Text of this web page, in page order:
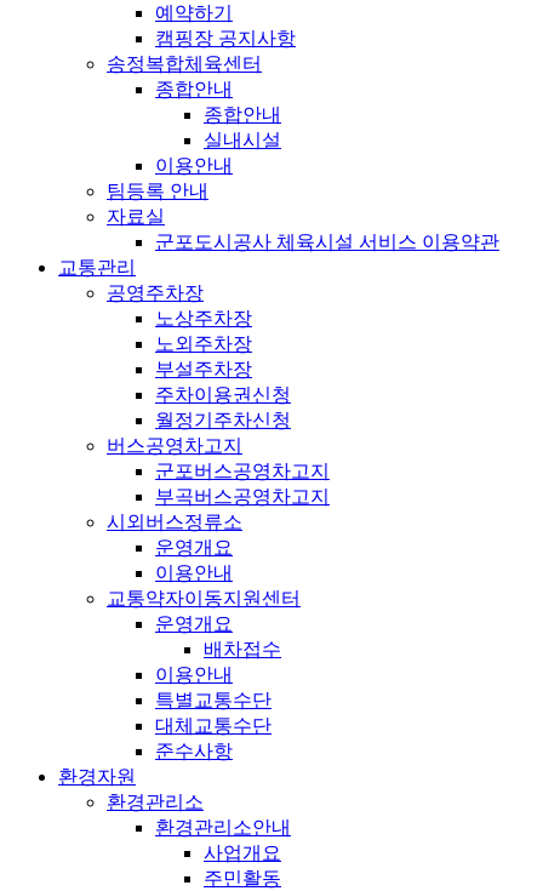
예약하기
캠핑장 공지사항
송정복합체육센터
종합안내
종합안내
실내시설
이용안내
팀등록 안내
자료실
군포도시공사 체육시설 서비스 이용약관
교통관리
공영주차장
노상주차장
노외주차장
부설주차장
주차이용권신청
월정기주차신청
버스공영차고지
군포버스공영차고지
부곡버스공영차고지
시외버스정류소
운영개요
이용안내
교통약자이동지원센터
운영개요
배차접수
이용안내
특별교통수단
대체교통수단
준수사항
환경자원
환경관리소
환경관리소안내
사업개요
주민활동